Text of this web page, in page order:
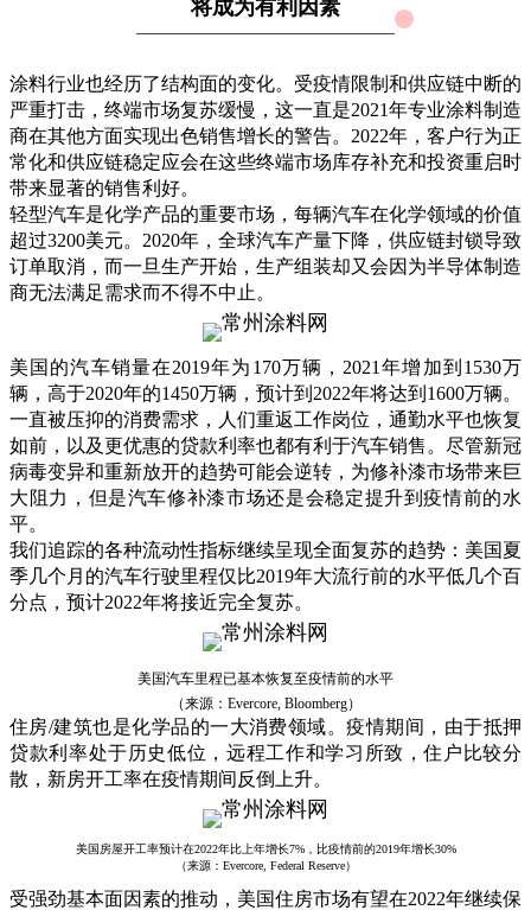
将成为有利因素
涂料行业也经历了结构面的变化。受疫情限制和供应链中断的
严重打击，终端市场复苏缓慢，这一直是2021年专业涂料制造
商在其他方面实现出色销售增长的警告。2022年，客户行为正
常化和供应链稳定应会在这些终端市场库存补充和投资重启时
带来显著的销售利好。
轻型汽车是化学产品的重要市场，每辆汽车在化学领域的价值
超过3200美元。2020年，全球汽车产量下降，供应链封锁导致
订单取消，而一旦生产开始，生产组装却又会因为半导体制造
商无法满足需求而不得不中止。
美国的汽车销量在2019年为170万辆，2021年增加到1530万
辆，高于2020年的1450万辆，预计到2022年将达到1600万辆。
一直被压抑的消费需求，人们重返工作岗位，通勤水平也恢复
如前，以及更优惠的贷款利率也都有利于汽车销售。尽管新冠
病毒变异和重新放开的趋势可能会逆转，为修补漆市场带来巨
大阻力，但是汽车修补漆市场还是会稳定提升到疫情前的水
平。
我们追踪的各种流动性指标继续呈现全面复苏的趋势：美国夏
季几个月的汽车行驶里程仅比2019年大流行前的水平低几个百
分点，预计2022年将接近完全复苏。
美国汽车里程已基本恢复至疫情前的水平
（来源：Evercore, Bloomberg）
住房/建筑也是化学品的一大消费领域。疫情期间，由于抵押
贷款利率处于历史低位，远程工作和学习所致，住户比较分
散，新房开工率在疫情期间反倒上升。
美国房屋开工率预计在2022年比上年增长7%，比疫情前的2019年增长30%
（来源：Evercore, Federal Reserve）
受强劲基本面因素的推动，美国住房市场有望在2022年继续保